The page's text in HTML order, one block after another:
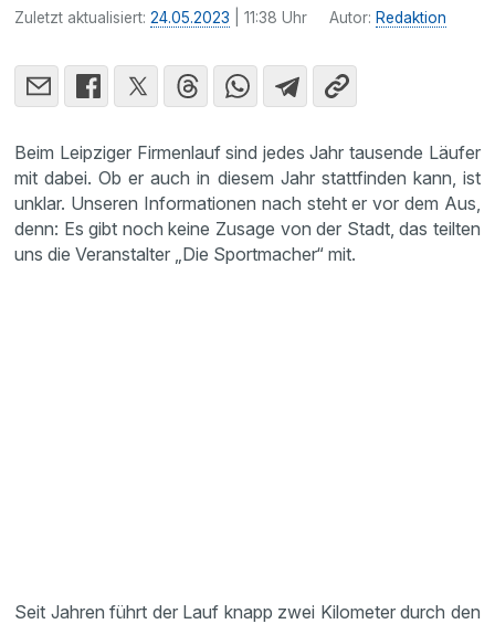
Zuletzt aktualisiert:24.05.2023 | 11:38 Uhr Autor: Redaktion
Beim Leipziger Firmenlauf sind jedes Jahr tausende Läufer
mit dabei. Ob er auch in diesem Jahr stattfinden kann, ist
unklar. Unseren Informationen nach steht er vor dem Aus,
denn: Es gibt noch keine Zusage von der Stadt, das teilten
uns die Veranstalter „Die Sportmacher“ mit.
Seit Jahren führt der Lauf knapp zwei Kilometer durch den